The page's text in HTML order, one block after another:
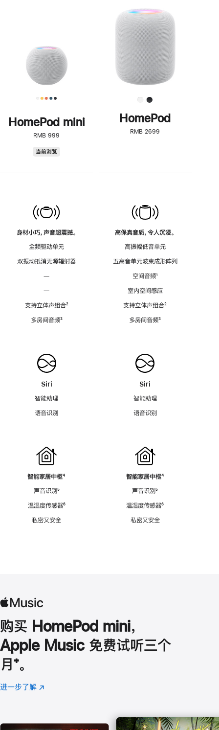
HomePod mini
RMB 999
当前浏览
身材小巧，声音超震撼。
全频驱动单元
双振动抵消无源辐射器
—
—
支持立体声组合脚
²
多房间音频脚
³
Siri
智能助理
语音识别
智能家居中枢脚
⁴
声音识别脚
⁵
温湿度传感器脚
⁶
私密又安全
步
了
解
HomePod<
HomePod
RMB 2699
高保真音质，令人沉浸。
高振幅低音单元
五高音单元波束成形阵列
空间音频脚
¹
室内空间感应
支持立体声组合脚
²
多房间音频脚
³
Siri
智能助理
语音识别
智能家居中枢脚
⁴
声音识别脚
⁵
温湿度传感器脚
⁶
私密又安全
购买 HomePod mini，
Apple Music 免费试听三个
月 脚
注
⁺。
进一步了解 Apple
(在
口